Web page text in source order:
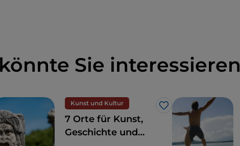
Sie interessieren
Kunst und Kultur
Like
7 Orte für Kunst,
Geschichte und